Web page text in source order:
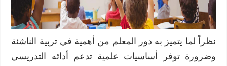
نظراً لما يتميز به دور المعلم من أهمية في تربية الناشئة
وضرورة توفر أساسيات علمية تدعم أدائه التدريسي